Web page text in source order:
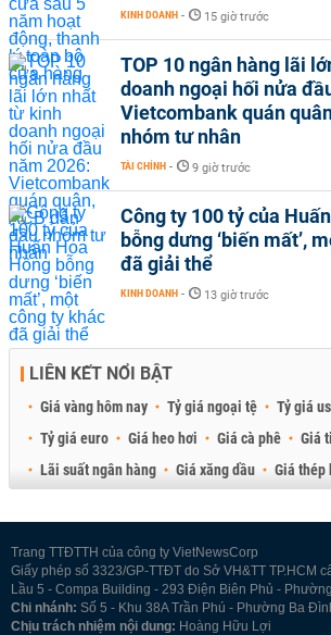
KINH DOANH - 15 giờ trước
TOP 10 ngân hàng lãi
doanh ngoại hối nửa
Vietcombank quán
nhóm tư nhân
TÀI CHÍNH - 9 giờ trước
Công ty 100 tỷ của
bỗng dưng ‘biến mất’,
đã giải thể
KINH DOANH - 13 giờ trước
LIÊN KẾT NỔI BẬT
Giá vàng hôm nay Tỷ giá ngoại tệ Tỷ giá
Tỷ giá euro
Giá heo hơi Giá cà phê
Giá
Lãi suất ngân hàng
Giá xăng dầu
Giá thép
Trang TTĐTTH của công ty VietNewsCorp
Giấy phép số 3323/GP-TTĐT do Sở VH&TT TP.HCM
Lầu 5 - Compa Building - 293 Điện Biên Phủ -
Chi nhánh: Số 5 - Khu 38A Trần Phú - Phường Ba
Chịu trách nhiệm nội dung: Hoàng Hữu Lợi